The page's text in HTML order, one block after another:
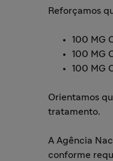
Reforçamos
100 MG
100 MG
100 MG
Orientamos
tratamento.
A Agência
conforme